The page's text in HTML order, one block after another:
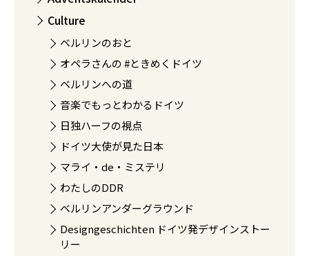
Culture
ベルリンのおと
オペラさんの #ときめくドイツ
ベルリンへの道
音楽でもっとわかるドイツ
日独ハーフの視点
ドイツ大使が見た日本
マライ・de・ミステリ
わたしのDDR
ベルリンアンダーグラウンド
Designgeschichten ドイツ発デザインストー
リー